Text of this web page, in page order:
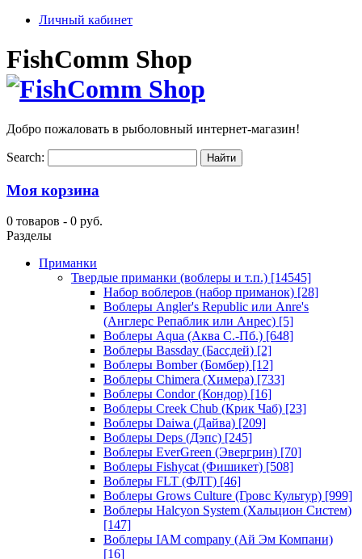
Личный кабинет
FishComm Shop
Добро пожаловать в рыболовный интернет-магазин!
Search:
Моя корзина
0 товаров - 0 руб.
Разделы
Приманки
Твердые приманки (воблеры и т.п.) [14545]
Набор воблеров (набор приманок) [28]
Воблеры Angler's Republic или Anre's
(Англерс Репаблик или Анрес) [5]
Воблеры Aqua (Аква С.-Пб.) [648]
Воблеры Bassday (Бассдей) [2]
Воблеры Bomber (Бомбер) [12]
Воблеры Chimera (Химера) [733]
Воблеры Condor (Кондор) [16]
Воблеры Creek Chub (Крик Чаб) [23]
Воблеры Daiwa (Дайва) [209]
Воблеры Deps (Дэпс) [245]
Воблеры EverGreen (Эвергрин) [70]
Воблеры Fishycat (Фишикет) [508]
Воблеры FLT (ФЛТ) [46]
Воблеры Grows Culture (Гровс Культур) [999]
Воблеры Halcyon System (Хальцион Систем)
[147]
Воблеры IAM company (Ай Эм Компани)
[16]